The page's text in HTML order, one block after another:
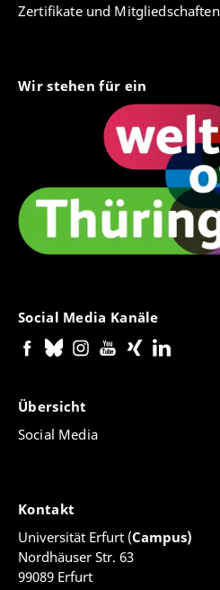
Zertifikate und Mitgliedschaften
Wir stehen für ein
Social Media Kanäle
Übersicht
Social Media
Kontakt
Universität Erfurt (Campus)
Nordhäuser Str. 63
99089 Erfurt